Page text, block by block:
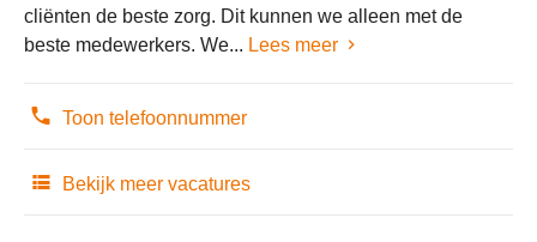
cliënten de beste zorg. Dit kunnen we alleen met de
beste medewerkers. We... Lees meer
Toon telefoonnummer
Bekijk meer vacatures